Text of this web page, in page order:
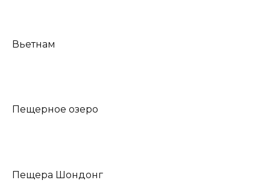
Вьетнам
Пещерное озеро
Пещера Шондонг